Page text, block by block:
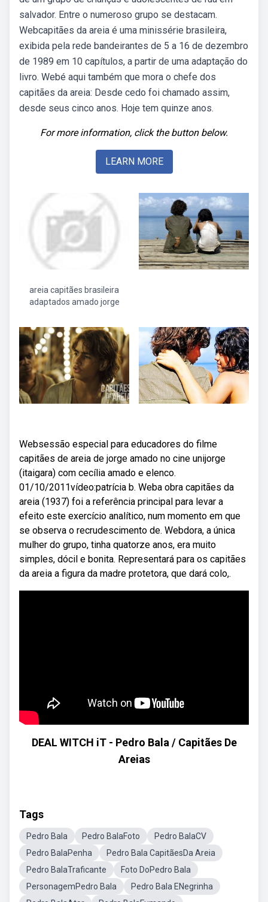
salvador. Entre o numeroso grupo se destacam.
Webcapitães da areia é uma minissérie brasileira,
exibida pela rede bandeirantes de 5 a 16 de dezembro
de 1989 em 10 capítulos, a partir de uma adaptação do
livro. Webé aqui também que mora o chefe dos
capitães da areia: Desde cedo foi chamado assim,
desde seus cinco anos. Hoje tem quinze anos.
For more information, click the button below.
LEARN MORE
areia capitães brasileira
adaptados amado jorge
Websessão especial para educadores do filme
capitães de areia de jorge amado no cine unijorge
(itaigara) com cecília amado e elenco.
01/10/2011vídeo:patrícia b. Weba obra capitães da
areia (1937) foi a referência principal para levar a
efeito este exercício analítico, num momento em que
se observa o recrudescimento de. Webdora, a única
mulher do grupo, tinha quatorze anos, era muito
simples, dócil e bonita. Representará para os capitães
da areia a figura da madre protetora, que dará colo,.
DEAL WITCH iT - Pedro Bala / Capitães De
Areias
Tags
Pedro Bala Pedro BalaFoto
Pedro BalaCV
Pedro BalaPenha
Pedro Bala CapitãesDa Areia
Pedro BalaTraficante
Foto DoPedro Bala
PersonagemPedro Bala
Pedro Bala ENegrinha